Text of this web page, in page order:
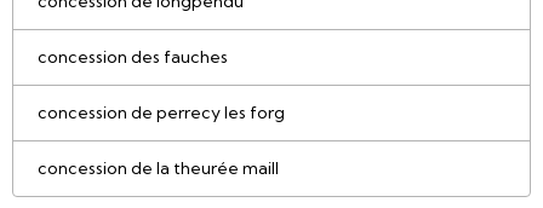
concession des fauches
concession de perrecy les forg
concession de la theurée maill